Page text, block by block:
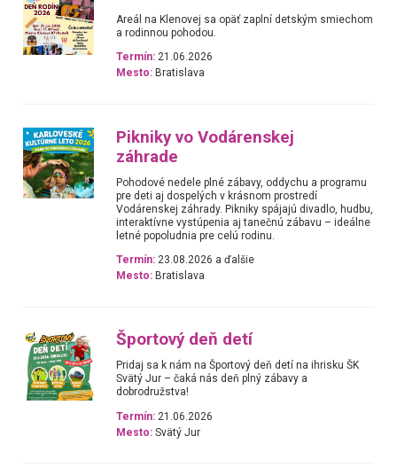
Areál na Klenovej sa opäť zaplní detským smiechom
a rodinnou pohodou.
Termín: 21.06.2026
Mesto: Bratislava
Pikniky vo Vodárenskej
záhrade
Pohodové nedele plné zábavy, oddychu a programu
pre deti aj dospelých v krásnom prostredí
Vodárenskej záhrady. Pikniky spájajú divadlo, hudbu,
interaktívne vystúpenia aj tanečnú zábavu – ideálne
letné popoludnia pre celú rodinu.
Termín: 23.08.2026 a ďalšie
Mesto: Bratislava
Športový deň detí
Pridaj sa k nám na Športový deň detí na ihrisku ŠK
Svätý Jur – čaká nás deň plný zábavy a
dobrodružstva!
Termín: 21.06.2026
Mesto: Svätý Jur